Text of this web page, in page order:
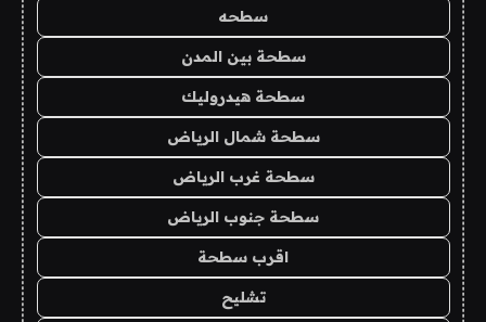
سطحه
سطحة بين المدن
سطحة هيدروليك
سطحة شمال الرياض
سطحة غرب الرياض
سطحة جنوب الرياض
اقرب سطحة
تشليح